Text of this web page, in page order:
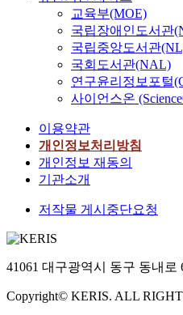
교육부(MOE)
국립장애인도서관
국립중앙도서관
국회도서관(NAL)
연구윤리정보포털
사이언스온
이용약관
개인정보처리방침
개인정보 재동의
기관소개
저작물 게시중단요청
41061 대구광역시 동구 동내로
Copyright© KERIS. ALL